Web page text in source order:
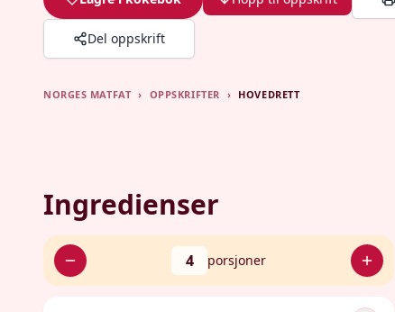
Del oppskrift
NORGES MATFAT › OPPSKRIFTER › HOVEDRETT
Ingredienser
4 porsjoner